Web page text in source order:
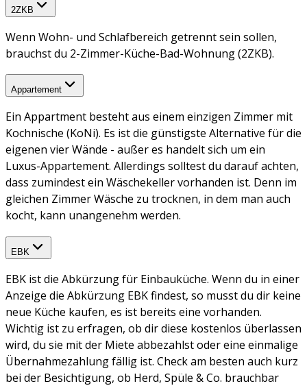
2ZKB
Wenn Wohn- und Schlafbereich getrennt sein sollen,
brauchst du 2-Zimmer-Küche-Bad-Wohnung (2ZKB).
Appartement
Ein Appartment besteht aus einem einzigen Zimmer mit
Kochnische (KoNi). Es ist die günstigste Alternative für die
eigenen vier Wände - außer es handelt sich um ein
Luxus-Appartement. Allerdings solltest du darauf achten,
dass zumindest ein Wäschekeller vorhanden ist. Denn im
gleichen Zimmer Wäsche zu trocknen, in dem man auch
kocht, kann unangenehm werden.
EBK
EBK ist die Abkürzung für Einbauküche. Wenn du in einer
Anzeige die Abkürzung EBK findest, so musst du dir keine
neue Küche kaufen, es ist bereits eine vorhanden.
Wichtig ist zu erfragen, ob dir diese kostenlos überlassen
wird, du sie mit der Miete abbezahlst oder eine einmalige
Übernahmezahlung fällig ist. Check am besten auch kurz
bei der Besichtigung, ob Herd, Spüle & Co. brauchbar